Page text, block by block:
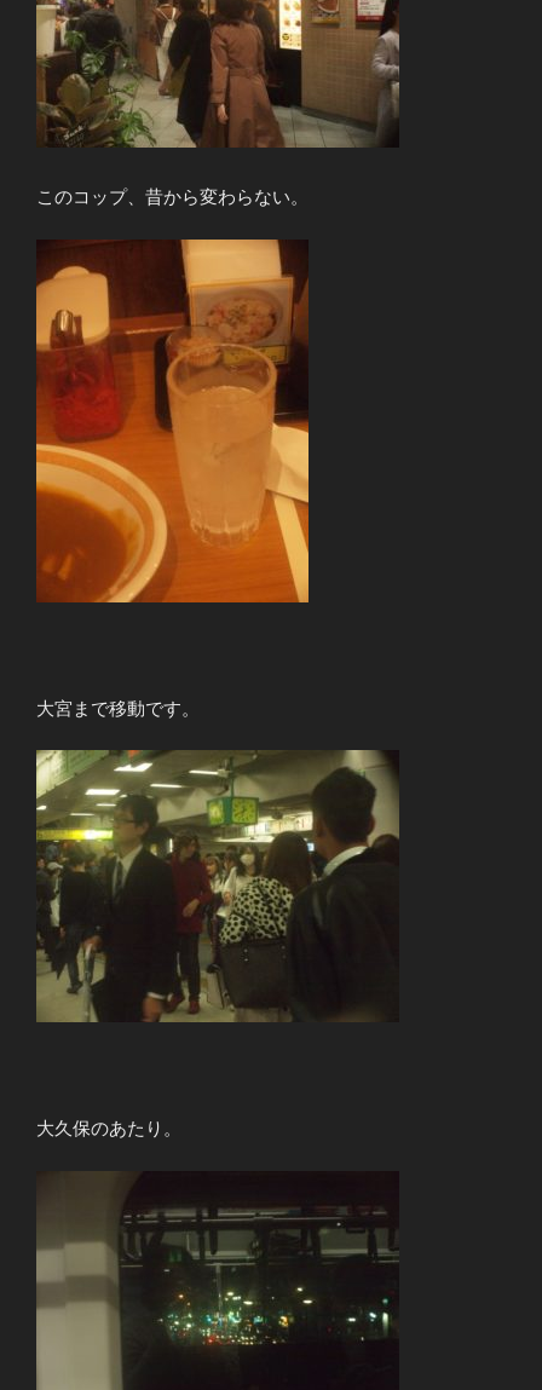
このコップ、昔から変わらない。
大宮まで移動です。
大久保のあたり。